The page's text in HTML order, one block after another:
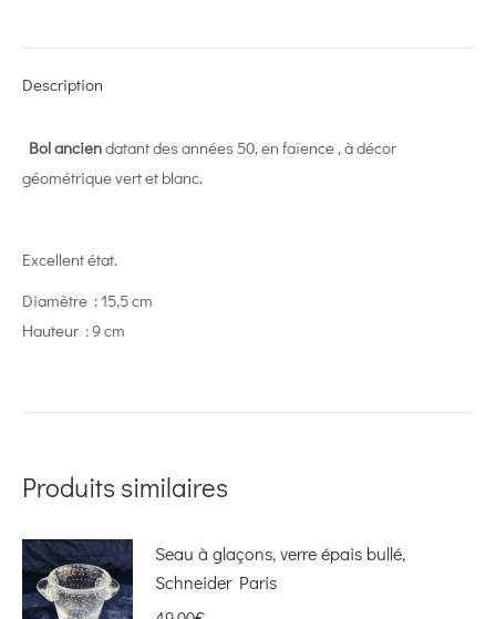
Description
Bol anciendatant des années 50, en faïence , à décor
géométrique vert et blanc.
Excellent état.
Diamètre : 15,5 cm
Hauteur : 9 cm
Produits similaires
Seau à glaçons, verre épais bullé,
Schneider Paris